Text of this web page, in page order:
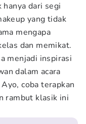
dari segi
yang tidak
mengapa
dan memikat.
menjadi inspirasi
dalam acara
coba terapkan
rambut klasik ini